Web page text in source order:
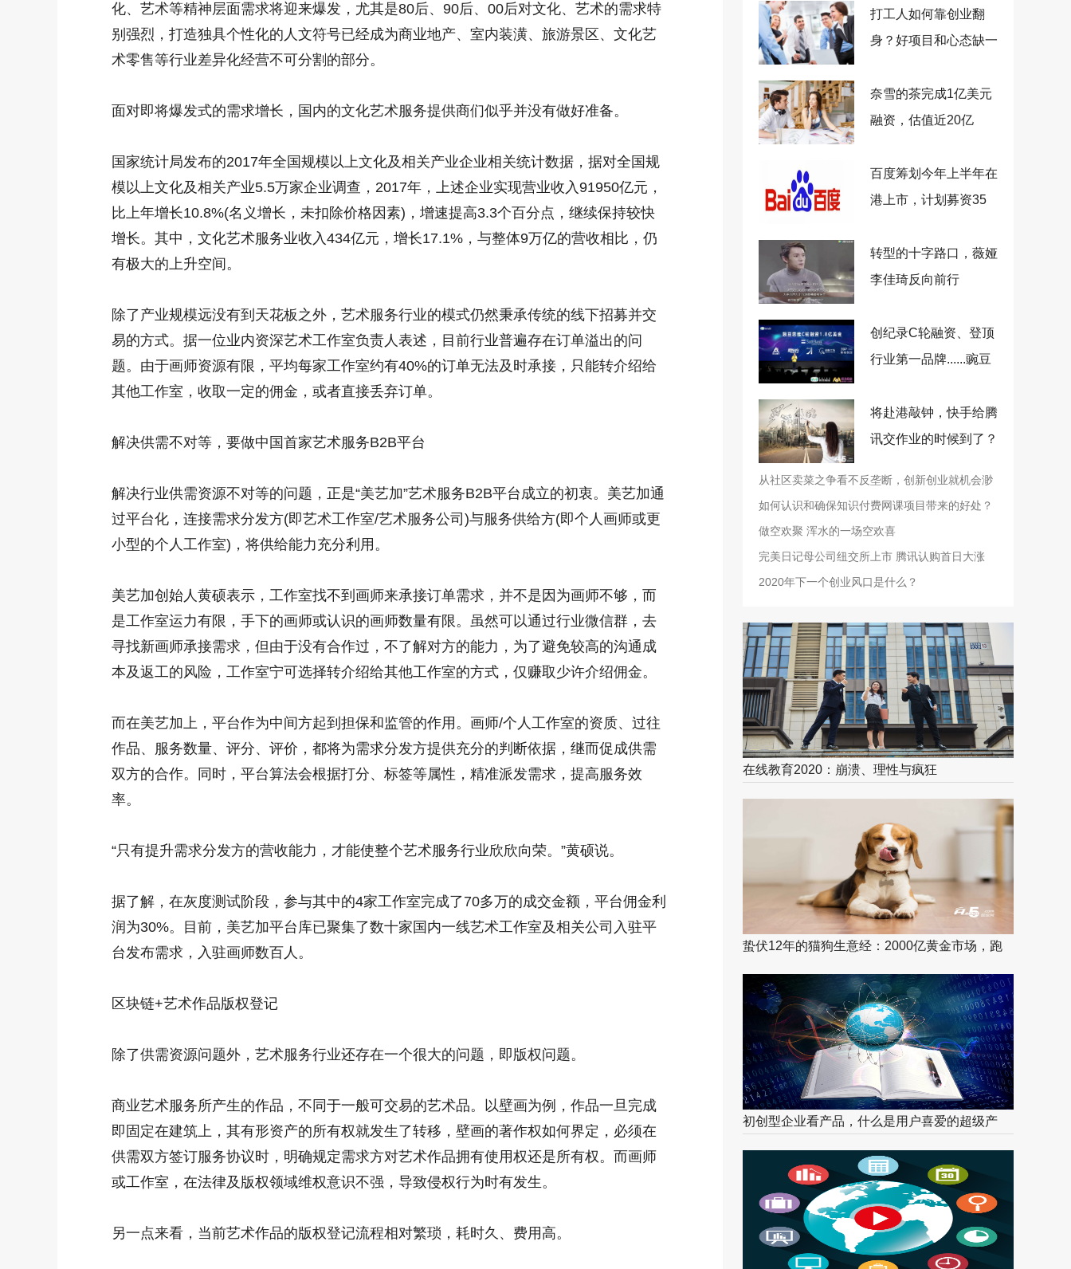
化、艺术等精神层面需求将迎来爆发，尤其是80后、90后、00后对文化、艺术的需求特
别强烈，打造独具个性化的人文符号已经成为商业地产、室内装潢、旅游景区、文化艺
术零售等行业差异化经营不可分割的部分。
面对即将爆发式的需求增长，国内的文化艺术服务提供商们似乎并没有做好准备。
国家统计局发布的2017年全国规模以上文化及相关产业企业相关统计数据，据对全国规
模以上文化及相关产业5.5万家企业调查，2017年，上述企业实现营业收入91950亿元，
比上年增长10.8%(名义增长，未扣除价格因素)，增速提高3.3个百分点，继续保持较快
增长。其中，文化艺术服务业收入434亿元，增长17.1%，与整体9万亿的营收相比，仍
有极大的上升空间。
除了产业规模远没有到天花板之外，艺术服务行业的模式仍然秉承传统的线下招募并交
易的方式。据一位业内资深艺术工作室负责人表述，目前行业普遍存在订单溢出的问
题。由于画师资源有限，平均每家工作室约有40%的订单无法及时承接，只能转介绍给
其他工作室，收取一定的佣金，或者直接丢弃订单。
解决供需不对等，要做中国首家艺术服务B2B平台
解决行业供需资源不对等的问题，正是“美艺加”艺术服务B2B平台成立的初衷。美艺加通
过平台化，连接需求分发方(即艺术工作室/艺术服务公司)与服务供给方(即个人画师或更
小型的个人工作室)，将供给能力充分利用。
美艺加创始人黄硕表示，工作室找不到画师来承接订单需求，并不是因为画师不够，而
是工作室运力有限，手下的画师或认识的画师数量有限。虽然可以通过行业微信群，去
寻找新画师承接需求，但由于没有合作过，不了解对方的能力，为了避免较高的沟通成
本及返工的风险，工作室宁可选择转介绍给其他工作室的方式，仅赚取少许介绍佣金。
而在美艺加上，平台作为中间方起到担保和监管的作用。画师/个人工作室的资质、过往
作品、服务数量、评分、评价，都将为需求分发方提供充分的判断依据，继而促成供需
双方的合作。同时，平台算法会根据打分、标签等属性，精准派发需求，提高服务效
率。
“只有提升需求分发方的营收能力，才能使整个艺术服务行业欣欣向荣。”黄硕说。
据了解，在灰度测试阶段，参与其中的4家工作室完成了70多万的成交金额，平台佣金利
润为30%。目前，美艺加平台库已聚集了数十家国内一线艺术工作室及相关公司入驻平
台发布需求，入驻画师数百人。
区块链+艺术作品版权登记
除了供需资源问题外，艺术服务行业还存在一个很大的问题，即版权问题。
商业艺术服务所产生的作品，不同于一般可交易的艺术品。以壁画为例，作品一旦完成
即固定在建筑上，其有形资产的所有权就发生了转移，壁画的著作权如何界定，必须在
供需双方签订服务协议时，明确规定需求方对艺术作品拥有使用权还是所有权。而画师
或工作室，在法律及版权领域维权意识不强，导致侵权行为时有发生。
另一点来看，当前艺术作品的版权登记流程相对繁琐，耗时久、费用高。
打工人如何靠创业翻
身？好项目和心态缺一
奈雪的茶完成1亿美元
融资，估值近20亿
百度筹划今年上半年在
港上市，计划募资35
转型的十字路口，薇娅
李佳琦反向前行
创纪录C轮融资、登顶
行业第一品牌......豌豆
将赴港敲钟，快手给腾
讯交作业的时候到了？
从社区卖菜之争看不反垄断，创新创业就机会渺
茫了
如何认识和确保知识付费网课项目带来的好处？
做空欢聚 浑水的一场空欢喜
完美日记母公司纽交所上市 腾讯认购首日大涨
2020年下一个创业风口是什么？
在线教育2020：崩溃、理性与疯狂
蛰伏12年的猫狗生意经：2000亿黄金市场，跑
初创型企业看产品，什么是用户喜爱的超级产